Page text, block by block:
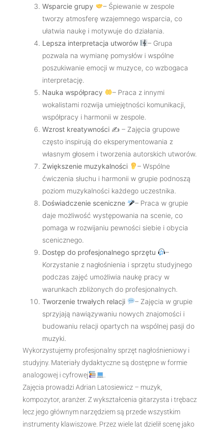
Wsparcie grupy
– Śpiewanie w zespole
tworzy atmosferę wzajemnego wsparcia, co
ułatwia naukę i motywuje do działania.
Lepsza interpretacja utworów
– Grupa
pozwala na wymianę pomysłów i wspólne
poszukiwanie emocji w muzyce, co wzbogaca
interpretację.
Nauka współpracy
– Praca z innymi
wokalistami rozwija umiejętności komunikacji,
współpracy i harmonii w zespole.
Wzrost kreatywności ✍️ – Zajęcia grupowe
często inspirują do eksperymentowania z
własnym głosem i tworzenia autorskich utworów.
Zwiększenie muzykalności
– Wspólne
ćwiczenia słuchu i harmonii w grupie podnoszą
poziom muzykalności każdego uczestnika.
Doświadczenie sceniczne
– Praca w grupie
daje możliwość występowania na scenie, co
pomaga w rozwijaniu pewności siebie i obycia
scenicznego.
Dostęp do profesjonalnego sprzętu
–
Korzystanie z nagłośnienia i sprzętu studyjnego
podczas zajęć umożliwia naukę pracy w
warunkach zbliżonych do profesjonalnych.
Tworzenie trwałych relacji
– Zajęcia w grupie
sprzyjają nawiązywaniu nowych znajomości i
budowaniu relacji opartych na wspólnej pasji do
muzyki.
Wykorzystujemy profesjonalny sprzęt nagłośnieniowy i
studyjny. Materiały dydaktyczne są dostępne w formie
analogowej i cyfrowej
Zajęcia prowadzi Adrian Latosiewicz – muzyk,
kompozytor, aranżer. Z wykształcenia gitarzysta i trębacz
lecz jego głównym narzędziem są przede wszystkim
instrumenty klawiszowe. Przez wiele lat dzielił scenę jako